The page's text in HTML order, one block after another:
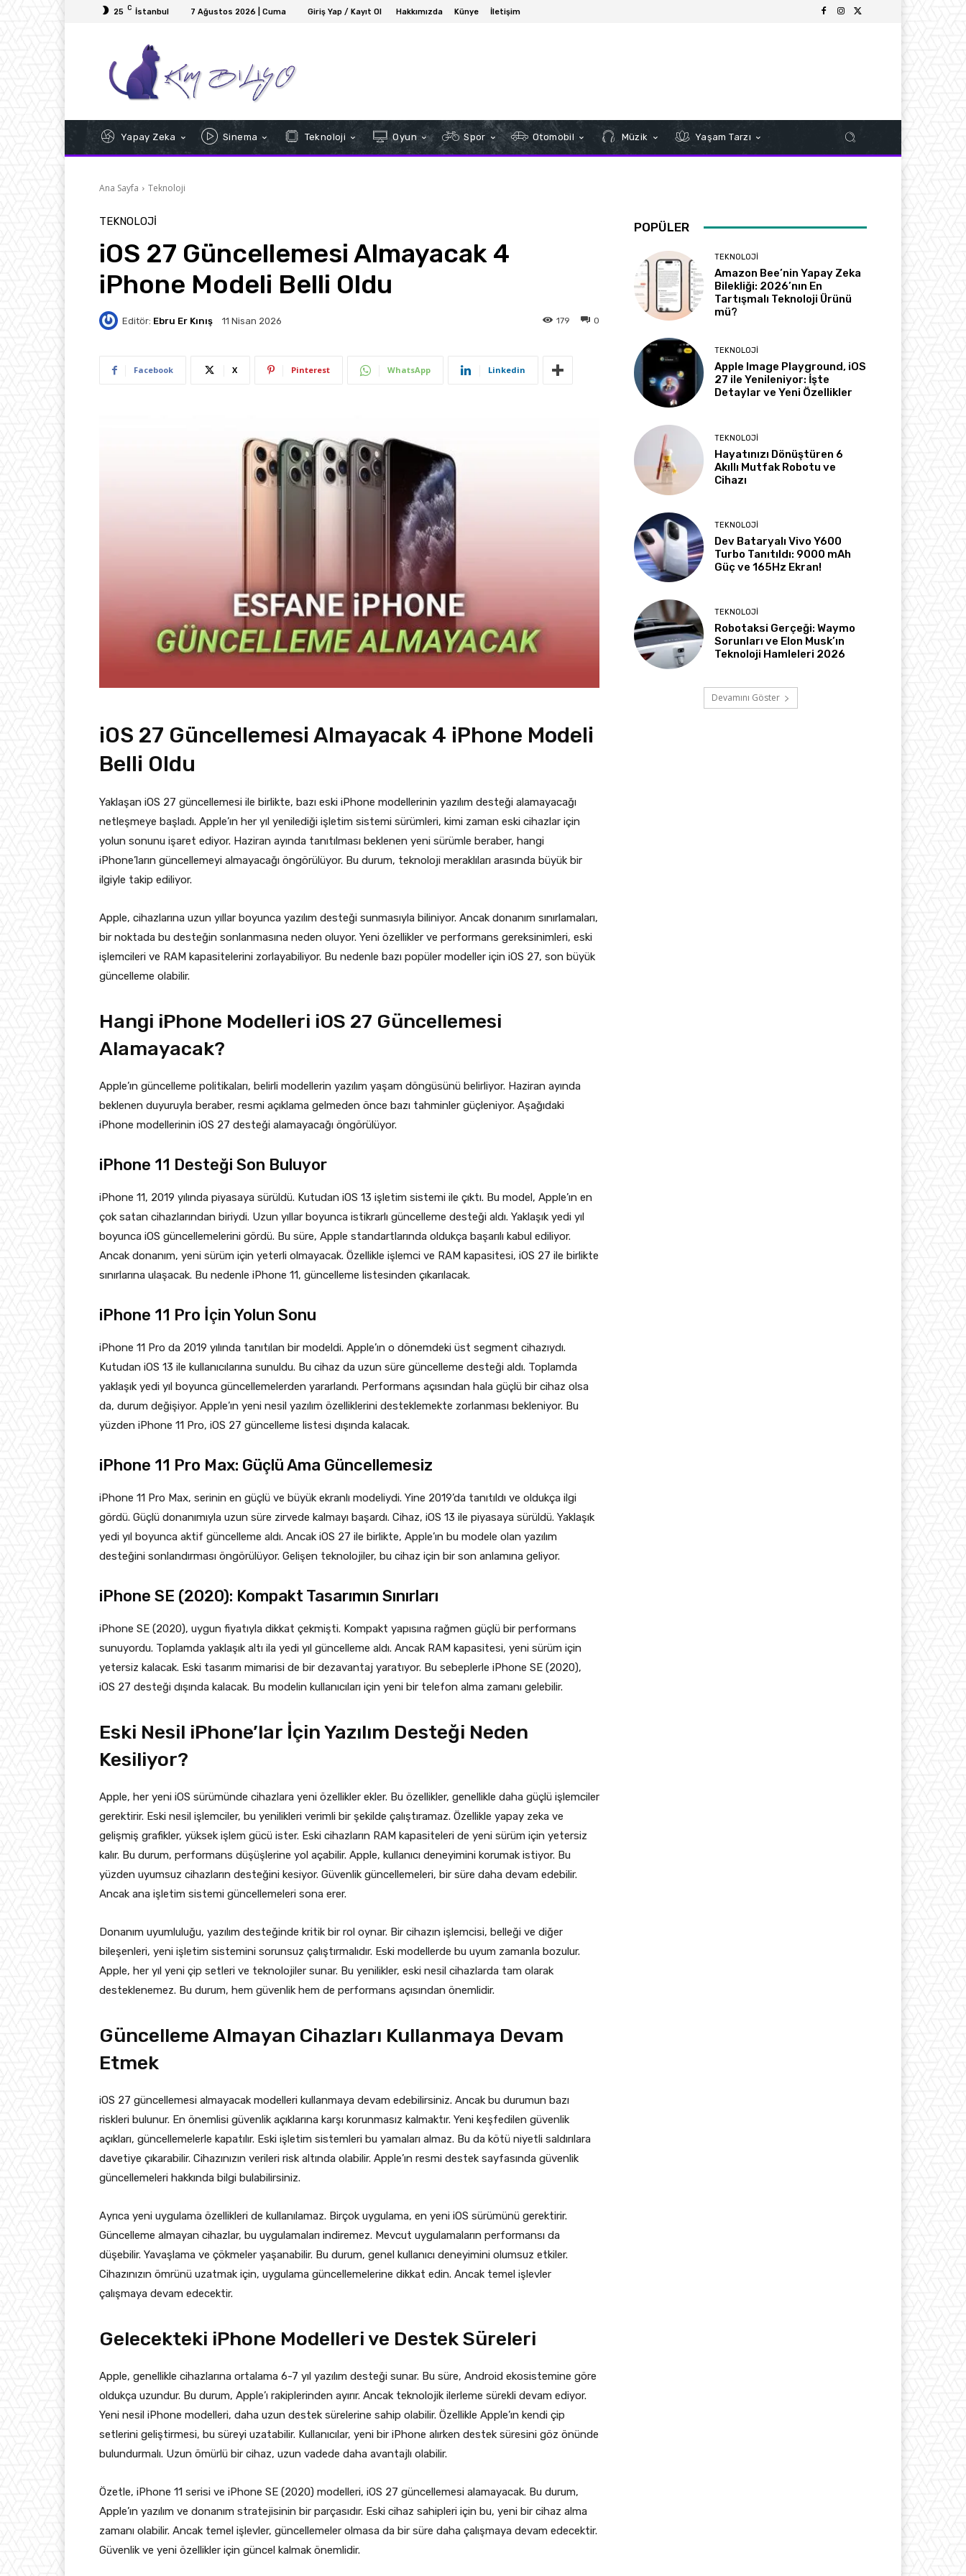
25 C İstanbul 7 Ağustos 2026 | Cuma Giriş Yap / Kayıt Ol Hakkımızda Künye İletişim
Yapay Zeka Sinema Teknoloji Oyun Spor Otomobil Müzik Yaşam Tarzı
Ana Sayfa Teknoloji
TEKNOLOJI
iOS 27 Güncellemesi Almayacak 4
iPhone Modeli Belli Oldu
Editör: Ebru Er Kınış 11 Nisan 2026 0
179
Facebook X Pinterest WhatsApp Linkedin
iOS 27 Güncellemesi Almayacak 4 iPhone Modeli
Belli Oldu
Yaklaşan iOS 27 güncellemesi ile birlikte, bazı eski iPhone modellerinin yazılım desteği alamayacağı
netleşmeye başladı. Apple’ın her yıl yenilediği işletim sistemi sürümleri, kimi zaman eski cihazlar için
yolun sonunu işaret ediyor. Haziran ayında tanıtılması beklenen yeni sürümle beraber, hangi
iPhone’ların güncellemeyi almayacağı öngörülüyor. Bu durum, teknoloji meraklıları arasında büyük bir
ilgiyle takip ediliyor.
Apple, cihazlarına uzun yıllar boyunca yazılım desteği sunmasıyla biliniyor. Ancak donanım sınırlamaları,
bir noktada bu desteğin sonlanmasına neden oluyor. Yeni özellikler ve performans gereksinimleri, eski
işlemcileri ve RAM kapasitelerini zorlayabiliyor. Bu nedenle bazı popüler modeller için iOS 27, son büyük
güncelleme olabilir.
Hangi iPhone Modelleri iOS 27 Güncellemesi
Alamayacak?
Apple’ın güncelleme politikaları, belirli modellerin yazılım yaşam döngüsünü belirliyor. Haziran ayında
beklenen duyuruyla beraber, resmi açıklama gelmeden önce bazı tahminler güçleniyor. Aşağıdaki
iPhone modellerinin iOS 27 desteği alamayacağı öngörülüyor.
iPhone 11 Desteği Son Buluyor
iPhone 11, 2019 yılında piyasaya sürüldü. Kutudan iOS 13 işletim sistemi ile çıktı. Bu model, Apple’ın en
çok satan cihazlarından biriydi. Uzun yıllar boyunca istikrarlı güncelleme desteği aldı. Yaklaşık yedi yıl
boyunca iOS güncellemelerini gördü. Bu süre, Apple standartlarında oldukça başarılı kabul ediliyor.
Ancak donanım, yeni sürüm için yeterli olmayacak. Özellikle işlemci ve RAM kapasitesi, iOS 27 ile birlikte
sınırlarına ulaşacak. Bu nedenle iPhone 11, güncelleme listesinden çıkarılacak.
iPhone 11 Pro İçin Yolun Sonu
iPhone 11 Pro da 2019 yılında tanıtılan bir modeldi. Apple’ın o dönemdeki üst segment cihazıydı.
Kutudan iOS 13 ile kullanıcılarına sunuldu. Bu cihaz da uzun süre güncelleme desteği aldı. Toplamda
yaklaşık yedi yıl boyunca güncellemelerden yararlandı. Performans açısından hala güçlü bir cihaz olsa
da, durum değişiyor. Apple’ın yeni nesil yazılım özelliklerini desteklemekte zorlanması bekleniyor. Bu
yüzden iPhone 11 Pro, iOS 27 güncelleme listesi dışında kalacak.
iPhone 11 Pro Max: Güçlü Ama Güncellemesiz
iPhone 11 Pro Max, serinin en güçlü ve büyük ekranlı modeliydi. Yine 2019’da tanıtıldı ve oldukça ilgi
gördü. Güçlü donanımıyla uzun süre zirvede kalmayı başardı. Cihaz, iOS 13 ile piyasaya sürüldü. Yaklaşık
yedi yıl boyunca aktif güncelleme aldı. Ancak iOS 27 ile birlikte, Apple’ın bu modele olan yazılım
desteğini sonlandırması öngörülüyor. Gelişen teknolojiler, bu cihaz için bir son anlamına geliyor.
iPhone SE (2020): Kompakt Tasarımın Sınırları
iPhone SE (2020), uygun fiyatıyla dikkat çekmişti. Kompakt yapısına rağmen güçlü bir performans
sunuyordu. Toplamda yaklaşık altı ila yedi yıl güncelleme aldı. Ancak RAM kapasitesi, yeni sürüm için
yetersiz kalacak. Eski tasarım mimarisi de bir dezavantaj yaratıyor. Bu sebeplerle iPhone SE (2020),
iOS 27 desteği dışında kalacak. Bu modelin kullanıcıları için yeni bir telefon alma zamanı gelebilir.
Eski Nesil iPhone’lar İçin Yazılım Desteği Neden
Kesiliyor?
Apple, her yeni iOS sürümünde cihazlara yeni özellikler ekler. Bu özellikler, genellikle daha güçlü işlemciler
gerektirir. Eski nesil işlemciler, bu yenilikleri verimli bir şekilde çalıştıramaz. Özellikle yapay zeka ve
gelişmiş grafikler, yüksek işlem gücü ister. Eski cihazların RAM kapasiteleri de yeni sürüm için yetersiz
kalır. Bu durum, performans düşüşlerine yol açabilir. Apple, kullanıcı deneyimini korumak istiyor. Bu
yüzden uyumsuz cihazların desteğini kesiyor. Güvenlik güncellemeleri, bir süre daha devam edebilir.
Ancak ana işletim sistemi güncellemeleri sona erer.
Donanım uyumluluğu, yazılım desteğinde kritik bir rol oynar. Bir cihazın işlemcisi, belleği ve diğer
bileşenleri, yeni işletim sistemini sorunsuz çalıştırmalıdır. Eski modellerde bu uyum zamanla bozulur.
Apple, her yıl yeni çip setleri ve teknolojiler sunar. Bu yenilikler, eski nesil cihazlarda tam olarak
desteklenemez. Bu durum, hem güvenlik hem de performans açısından önemlidir.
Güncelleme Almayan Cihazları Kullanmaya Devam
Etmek
iOS 27 güncellemesi almayacak modelleri kullanmaya devam edebilirsiniz. Ancak bu durumun bazı
riskleri bulunur. En önemlisi güvenlik açıklarına karşı korunmasız kalmaktır. Yeni keşfedilen güvenlik
açıkları, güncellemelerle kapatılır. Eski işletim sistemleri bu yamaları almaz. Bu da kötü niyetli saldırılara
davetiye çıkarabilir. Cihazınızın verileri risk altında olabilir. Apple’ın resmi destek sayfasında güvenlik
güncellemeleri hakkında bilgi bulabilirsiniz.
Ayrıca yeni uygulama özellikleri de kullanılamaz. Birçok uygulama, en yeni iOS sürümünü gerektirir.
Güncelleme almayan cihazlar, bu uygulamaları indiremez. Mevcut uygulamaların performansı da
düşebilir. Yavaşlama ve çökmeler yaşanabilir. Bu durum, genel kullanıcı deneyimini olumsuz etkiler.
Cihazınızın ömrünü uzatmak için, uygulama güncellemelerine dikkat edin. Ancak temel işlevler
çalışmaya devam edecektir.
Gelecekteki iPhone Modelleri ve Destek Süreleri
Apple, genellikle cihazlarına ortalama 6-7 yıl yazılım desteği sunar. Bu süre, Android ekosistemine göre
oldukça uzundur. Bu durum, Apple’ı rakiplerinden ayırır. Ancak teknolojik ilerleme sürekli devam ediyor.
Yeni nesil iPhone modelleri, daha uzun destek sürelerine sahip olabilir. Özellikle Apple’ın kendi çip
setlerini geliştirmesi, bu süreyi uzatabilir. Kullanıcılar, yeni bir iPhone alırken destek süresini göz önünde
bulundurmalı. Uzun ömürlü bir cihaz, uzun vadede daha avantajlı olabilir.
Özetle, iPhone 11 serisi ve iPhone SE (2020) modelleri, iOS 27 güncellemesi alamayacak. Bu durum,
Apple’ın yazılım ve donanım stratejisinin bir parçasıdır. Eski cihaz sahipleri için bu, yeni bir cihaz alma
zamanı olabilir. Ancak temel işlevler, güncellemeler olmasa da bir süre daha çalışmaya devam edecektir.
Güvenlik ve yeni özellikler için güncel kalmak önemlidir.
POPÜLER
TEKNOLOJI
Amazon Bee’nin Yapay Zeka
Bilekliği: 2026’nın En
Tartışmalı Teknoloji Ürünü
mü?
TEKNOLOJI
Apple Image Playground, iOS
27 ile Yenileniyor: İşte
Detaylar ve Yeni Özellikler
TEKNOLOJI
Hayatınızı Dönüştüren 6
Akıllı Mutfak Robotu ve
Cihazı
TEKNOLOJI
Dev Bataryalı Vivo Y600
Turbo Tanıtıldı: 9000 mAh
Güç ve 165Hz Ekran!
TEKNOLOJI
Robotaksi Gerçeği: Waymo
Sorunları ve Elon Musk’ın
Teknoloji Hamleleri 2026
Devamını Göster